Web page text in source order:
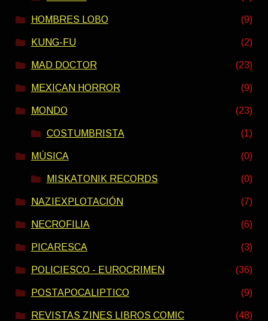
HOMBRES LOBO (9)
KUNG-FU (2)
MAD DOCTOR (23)
MEXICAN HORROR (9)
MONDO (23)
COSTUMBRISTA (1)
MÚSICA (0)
MISKATONIK RECORDS (0)
NAZIEXPLOTACIÓN (7)
NECROFILIA (6)
PICARESCA (3)
POLICIESCO - EUROCRIMEN (36)
POSTAPOCALIPTICO (9)
REVISTAS ZINES LIBROS COMIC (48)